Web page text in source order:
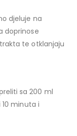
djeluje na
doprinose
te otklanjaju
sa 200 ml
minuta i